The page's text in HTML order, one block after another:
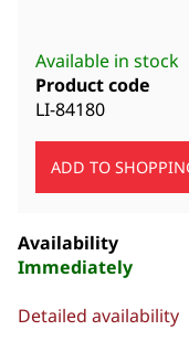
Available in stock
Product code
LI-84180
Availability
Immediately
Detailed availability